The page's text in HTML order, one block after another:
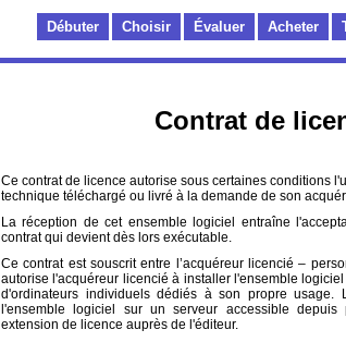
Débuter Choisir Évaluer Acheter
Contrat de
Ce contrat de licence autorise sous certaines conditions
technique téléchargé ou livré à la demande de son
La réception de cet ensemble logiciel entraîne
contrat qui devient dès lors exécutable.
Ce contrat est souscrit entre l’acquéreur licencié –
autorise l'acquéreur licencié à installer l'ensemble
d'ordinateurs individuels dédiés à son propre usage.
l'ensemble logiciel sur un serveur accessible
extension de licence auprès de l'éditeur.